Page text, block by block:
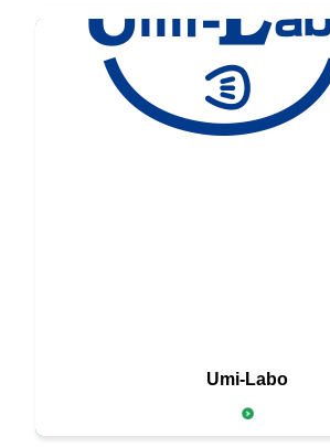
新鮮な海の幸を
お届けする
Umi-Labo